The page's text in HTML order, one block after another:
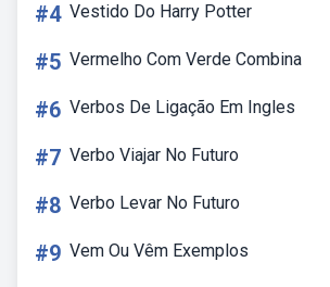
#4 Vestido Do Harry Potter
#5 Vermelho Com Verde Combina
#6 Verbos De Ligação Em Ingles
#7 Verbo Viajar No Futuro
#8 Verbo Levar No Futuro
#9 Vem Ou Vêm Exemplos